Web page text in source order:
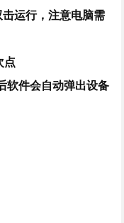
运行，注意电脑需
点
件会自动弹出设备